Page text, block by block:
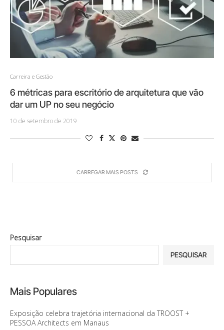
Carreira e Gestão
6 métricas para escritório de arquitetura que vão
dar um UP no seu negócio
10 de setembro de 2019
CARREGAR MAIS POSTS
Pesquisar
PESQUISAR
Mais Populares
Exposição celebra trajetória internacional da TROOST +
PESSOA Architects em Manaus